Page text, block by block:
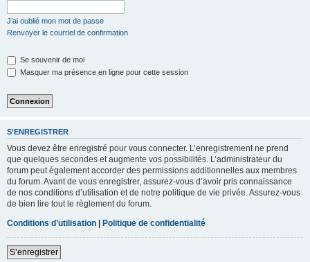
J’ai oublié mon mot de passe
Renvoyer le courriel de confirmation
Se souvenir de moi
Masquer ma présence en ligne pour cette session
S’ENREGISTRER
Vous devez être enregistré pour vous connecter. L’enregistrement ne prend
que quelques secondes et augmente vos possibilités. L’administrateur du
forum peut également accorder des permissions additionnelles aux membres
du forum. Avant de vous enregistrer, assurez-vous d’avoir pris connaissance
de nos conditions d’utilisation et de notre politique de vie privée. Assurez-vous
de bien lire tout le règlement du forum.
Conditions d’utilisation | Politique de confidentialité
S’enregistrer